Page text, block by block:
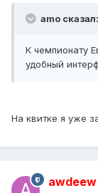
amo сказал:
К чемпионату
удобный
На квитке я уже
awdeew